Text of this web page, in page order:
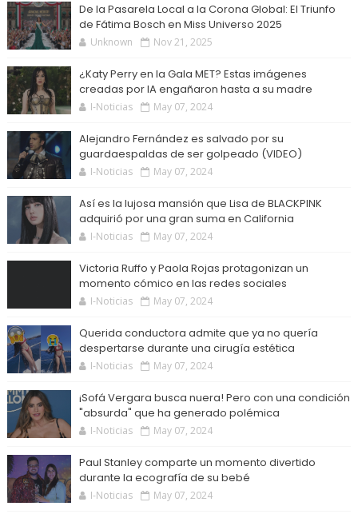
De la Pasarela Local a la Corona Global: El Triunfo
de Fátima Bosch en Miss Universo 2025
Unknown Nov 21, 2025
¿Katy Perry en la Gala MET? Estas imágenes
creadas por IA engañaron hasta a su madre
I-Noticias May 07, 2024
Alejandro Fernández es salvado por su
guardaespaldas de ser golpeado (VIDEO)
I-Noticias May 07, 2024
Así es la lujosa mansión que Lisa de BLACKPINK
adquirió por una gran suma en California
I-Noticias May 07, 2024
Victoria Ruffo y Paola Rojas protagonizan un
momento cómico en las redes sociales
I-Noticias May 07, 2024
Querida conductora admite que ya no quería
despertarse durante una cirugía estética
I-Noticias May 07, 2024
¡Sofá Vergara busca nuera! Pero con una condición
"absurda" que ha generado polémica
I-Noticias May 07, 2024
Paul Stanley comparte un momento divertido
durante la ecografía de su bebé
I-Noticias May 07, 2024